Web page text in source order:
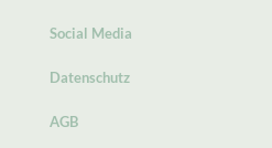
Social Media
Datenschutz
AGB